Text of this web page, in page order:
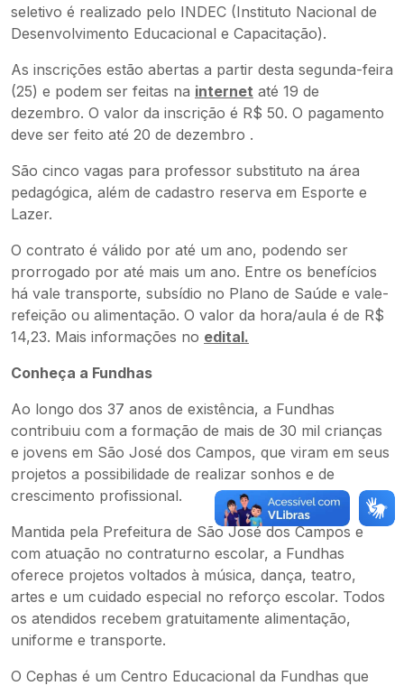
seletivo é realizado pelo INDEC (Instituto Nacional de
Desenvolvimento Educacional e Capacitação).
As inscrições estão abertas a partir desta segunda-feira
(25) e podem ser feitas na internet até 19 de
dezembro. O valor da inscrição é R$ 50. O pagamento
deve ser feito até 20 de dezembro .
São cinco vagas para professor substituto na área
pedagógica, além de cadastro reserva em Esporte e
Lazer.
O contrato é válido por até um ano, podendo ser
prorrogado por até mais um ano. Entre os benefícios
há vale transporte, subsídio no Plano de Saúde e vale-
refeição ou alimentação. O valor da hora/aula é de R$
14,23. Mais informações no edital.
Conheça a Fundhas
Ao longo dos 37 anos de existência, a Fundhas
contribuiu com a formação de mais de 30 mil crianças
e jovens em São José dos Campos, que viram em seus
projetos a possibilidade de realizar sonhos e de
crescimento profissional.
Mantida pela Prefeitura de São José dos Campos e
com atuação no contraturno escolar, a Fundhas
oferece projetos voltados à música, dança, teatro,
artes e um cuidado especial no reforço escolar. Todos
os atendidos recebem gratuitamente alimentação,
uniforme e transporte.
O Cephas é um Centro Educacional da Fundhas que